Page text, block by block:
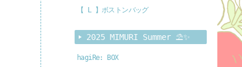
【 L 】ボストンバッグ
2025 MIMURI Summer ⛱️✨
hagiRe: BOX